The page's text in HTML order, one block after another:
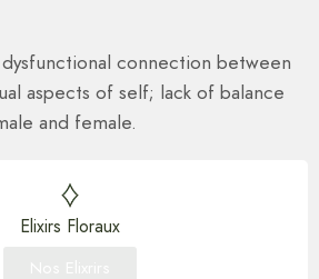
connection between
aspects of self; lack of balance
and female.
Elixirs Floraux